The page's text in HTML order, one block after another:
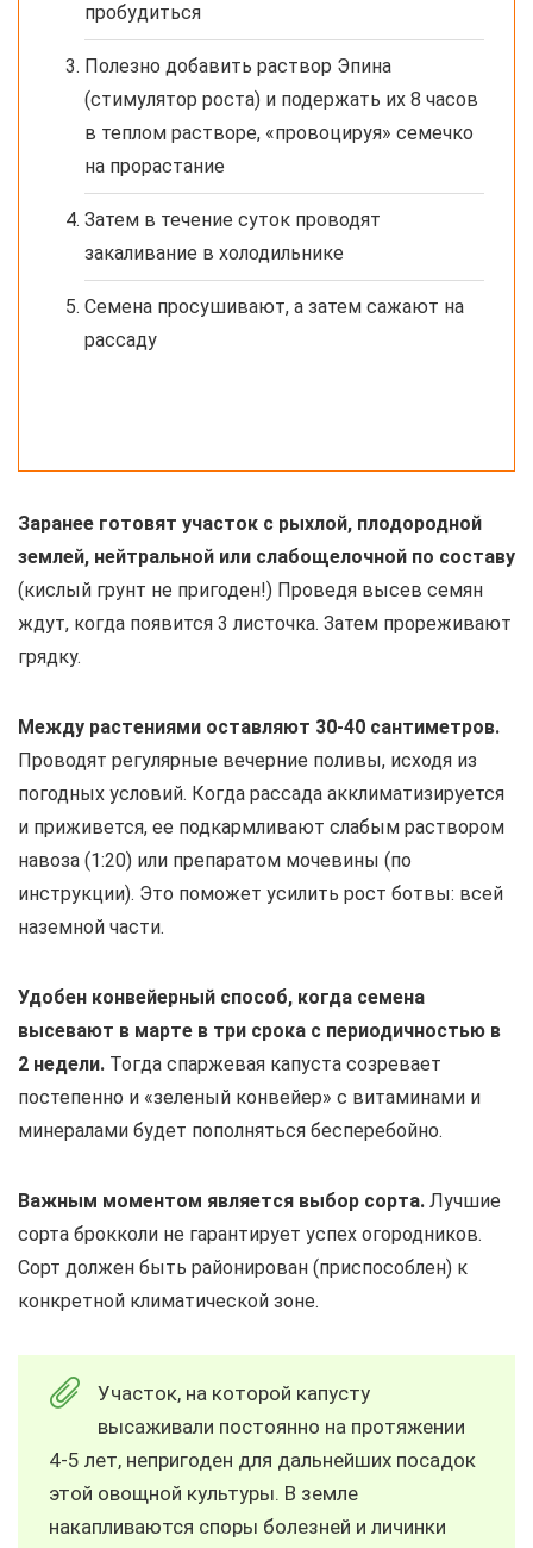
пробудиться
Полезно добавить раствор Эпина
(стимулятор роста) и подержать их 8 часов
в теплом растворе, «провоцируя» семечко
на прорастание
Затем в течение суток проводят
закаливание в холодильнике
Семена просушивают, а затем сажают на
рассаду
Заранее готовят участок с рыхлой, плодородной
землей, нейтральной или слабощелочной по составу
(кислый грунт не пригоден!) Проведя высев семян
ждут, когда появится 3 листочка. Затем прореживают
грядку.
Между растениями оставляют 30-40 сантиметров.
Проводят регулярные вечерние поливы, исходя из
погодных условий. Когда рассада акклиматизируется
и приживется, ее подкармливают слабым раствором
навоза (1:20) или препаратом мочевины (по
инструкции). Это поможет усилить рост ботвы: всей
наземной части.
Удобен конвейерный способ, когда семена
высевают в марте в три срока с периодичностью в
2 недели. Тогда спаржевая капуста созревает
постепенно и «зеленый конвейер» с витаминами и
минералами будет пополняться бесперебойно.
Важным моментом является выбор сорта. Лучшие
сорта брокколи не гарантирует успех огородников.
Сорт должен быть районирован (приспособлен) к
конкретной климатической зоне.
Участок, на которой капусту
высаживали постоянно на протяжении
4-5 лет, непригоден для дальнейших посадок
этой овощной культуры. В земле
накапливаются споры болезней и личинки